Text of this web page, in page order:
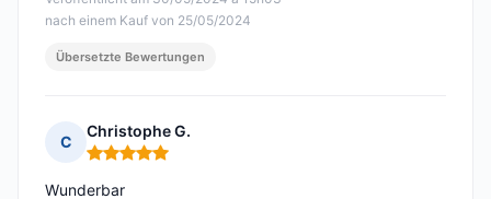
nach einem Kauf von 25/05/2024
Übersetzte Bewertungen
C
Christophe G.
Hinweis: 5 von 5
Wunderbar